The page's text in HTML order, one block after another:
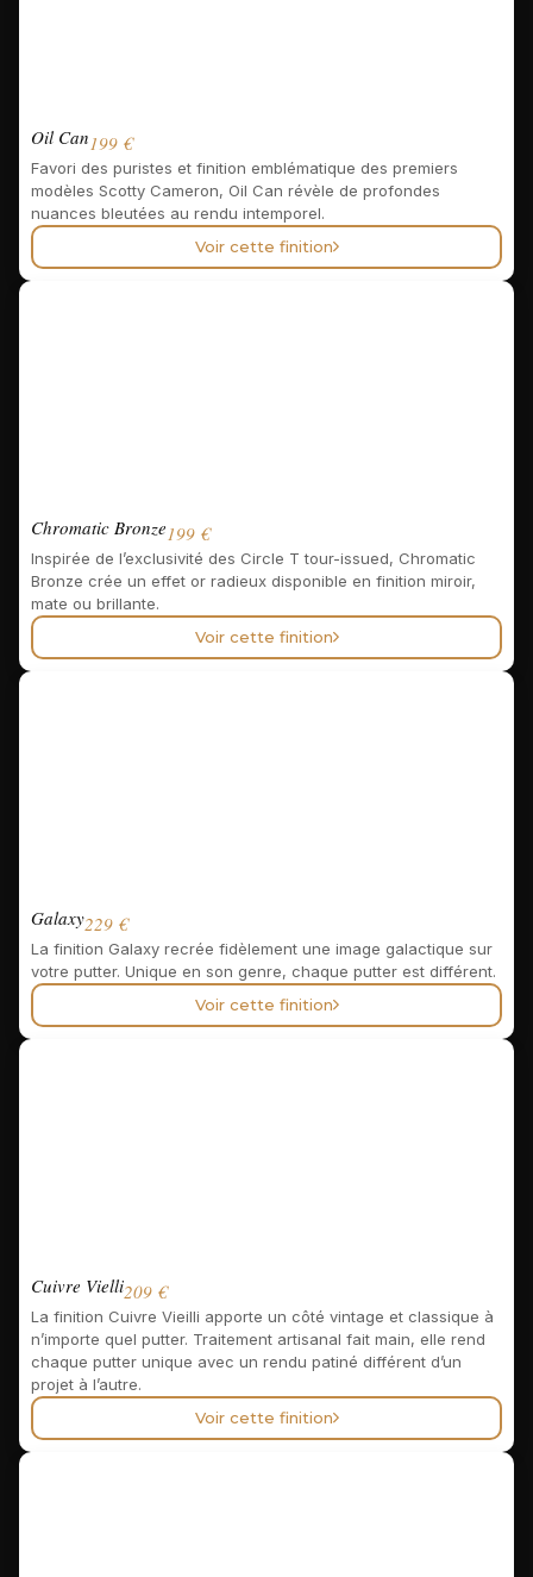
Oil Can199 €
Favori des puristes et finition emblématique des premiers
modèles Scotty Cameron, Oil Can révèle de profondes
nuances bleutées au rendu intemporel.
Voir cette finition
Chromatic Bronze199 €
Inspirée de l’exclusivité des Circle T tour-issued, Chromatic
Bronze crée un effet or radieux disponible en finition miroir,
mate ou brillante.
Voir cette finition
Galaxy229 €
La finition Galaxy recrée fidèlement une image galactique sur
votre putter. Unique en son genre, chaque putter est différent.
Voir cette finition
Cuivre Vielli209 €
La finition Cuivre Vieilli apporte un côté vintage et classique à
n’importe quel putter. Traitement artisanal fait main, elle rend
chaque putter unique avec un rendu patiné différent d’un
projet à l’autre.
Voir cette finition